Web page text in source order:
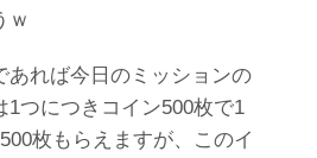
ｗ
あれば今日のミッションの
1つにつきコイン500枚で1
枚もらえますが、このイ